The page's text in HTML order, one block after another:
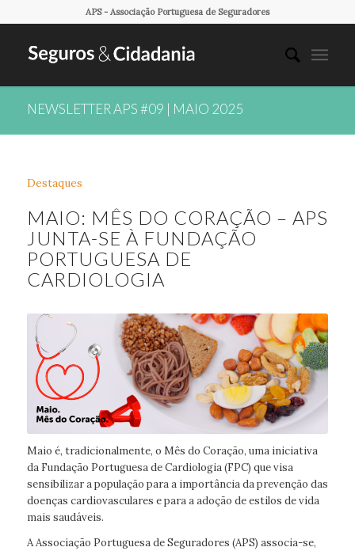
APS - Associação Portuguesa de Seguradores
NEWSLETTER APS #09 | MAIO 2025
Destaques
MAIO: MÊS DO CORAÇÃO – APS
JUNTA-SE À FUNDAÇÃO
PORTUGUESA DE
CARDIOLOGIA
Maio é, tradicionalmente, o Mês do Coração, uma iniciativa
da Fundação Portuguesa de Cardiologia (FPC) que visa
sensibilizar a população para a importância da prevenção das
doenças cardiovasculares e para a adoção de estilos de vida
mais saudáveis.
A Associação Portuguesa de Seguradores (APS) associa-se,